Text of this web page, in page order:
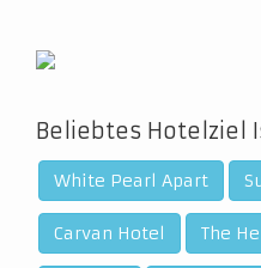
Beliebtes Hotelziel
White Pearl Apart
Carvan Hotel The